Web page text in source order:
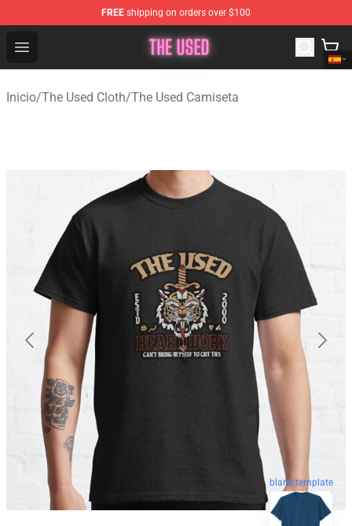
FREE shipping on orders over $100
Open menu
The Used Store - Official The Used Merchandise Shop
Inicio/The Used Cloth/The Used Camiseta
blank template